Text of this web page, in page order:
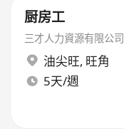
厨房工
三才人力資源有限公司
油尖旺, 旺角
5天/週